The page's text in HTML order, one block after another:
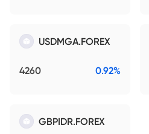
USDMGA.FOREX
4260 0.92%
GBPIDR.FOREX